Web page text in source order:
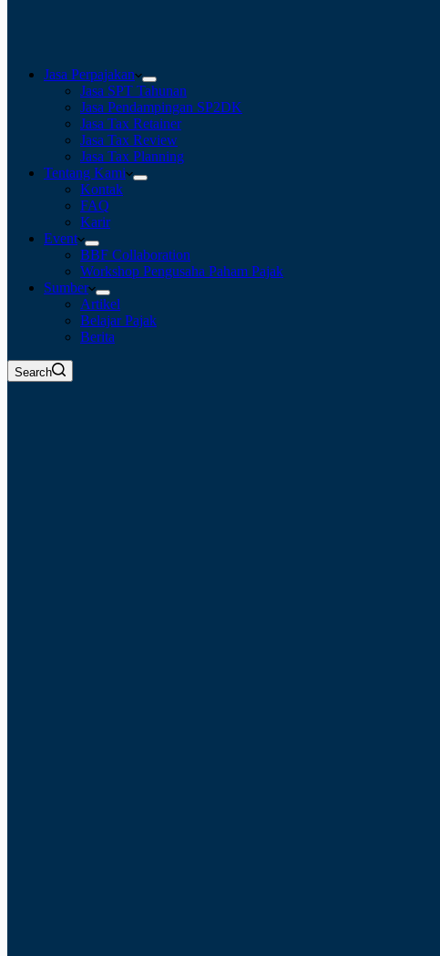
Jasa Perpajakan
Jasa SPT Tahunan
Jasa Pendampingan SP2DK
Jasa Tax Retainer
Jasa Tax Review
Jasa Tax Planning
Tentang Kami
Kontak
FAQ
Karir
Event
BBF Collaboration
Workshop Pengusaha Paham Pajak
Sumber
Artikel
Belajar Pajak
Berita
Search